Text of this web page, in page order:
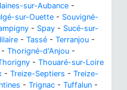
sur-Aubance -
sur-Ouette - Souvigné-
- Spay - Sucé-sur-
- Tassé - Terranjou -
- Thorigné-d'Anjou -
- Thouaré-sur-Loire
- Treize-Septiers - Treize-
- Trignac - Tuffalun -